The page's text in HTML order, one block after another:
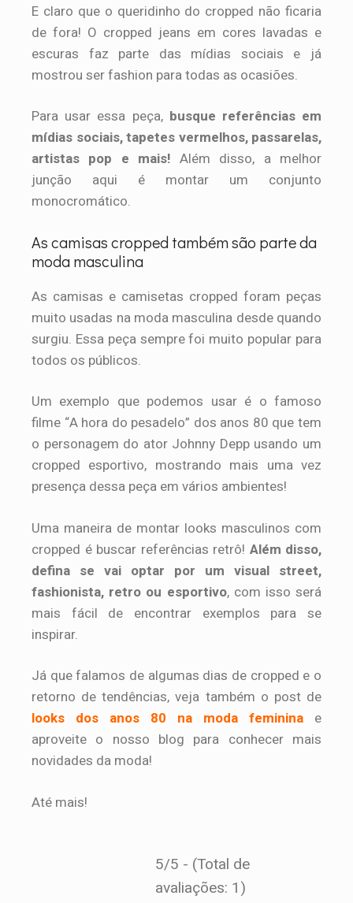
E claro que o queridinho do cropped não ficaria
de fora! O cropped jeans em cores lavadas e
escuras faz parte das mídias sociais e já
mostrou ser fashion para todas as ocasiões.
Para usar essa peça, busque referências em
mídias sociais, tapetes vermelhos, passarelas,
artistas pop e mais! Além disso, a melhor
junção aqui é montar um conjunto
monocromático.
As camisas cropped também são parte da
moda masculina
As camisas e camisetas cropped foram peças
muito usadas na moda masculina desde quando
surgiu. Essa peça sempre foi muito popular para
todos os públicos.
Um exemplo que podemos usar é o famoso
filme “A hora do pesadelo” dos anos 80 que tem
o personagem do ator Johnny Depp usando um
cropped esportivo, mostrando mais uma vez
presença dessa peça em vários ambientes!
Uma maneira de montar looks masculinos com
cropped é buscar referências retrô! Além disso,
defina se vai optar por um visual street,
fashionista, retro ou esportivo, com isso será
mais fácil de encontrar exemplos para se
inspirar.
Já que falamos de algumas dias de cropped e o
retorno de tendências, veja também o post de
looks dos anos 80 na moda feminina e
aproveite o nosso blog para conhecer mais
novidades da moda!
Até mais!
5/5 - (Total de
avaliações: 1)